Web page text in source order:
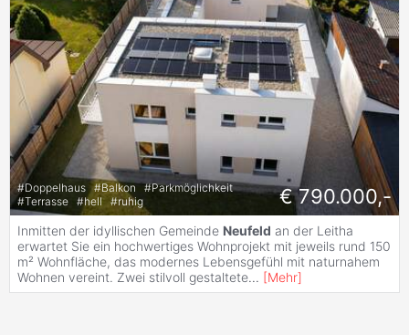
#Doppelhaus #Balkon #Parkmöglichkeit
#Terrasse #hell #ruhig € 790.000,-
Inmitten der idyllischen Gemeinde Neufeld an der Leitha
erwartet Sie ein hochwertiges Wohnprojekt mit jeweils rund 150
m² Wohnfläche, das modernes Lebensgefühl mit naturnahem
Wohnen vereint. Zwei stilvoll gestaltete... [Mehr]